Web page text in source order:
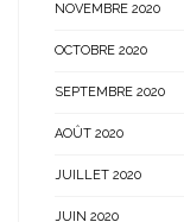
NOVEMBRE 2020
OCTOBRE 2020
SEPTEMBRE 2020
AOÛT 2020
JUILLET 2020
JUIN 2020